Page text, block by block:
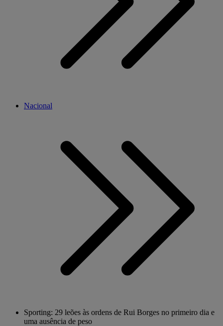
Nacional
Sporting: 29 leões às ordens de Rui Borges no primeiro dia e
uma ausência de peso